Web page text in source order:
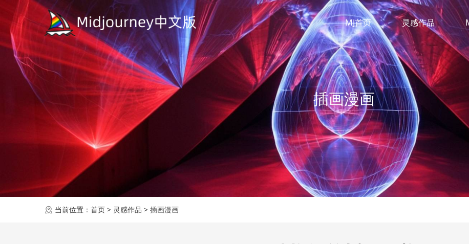
MJ首页 灵感作品
插画漫画
当前位置： 首页 > 灵感作品 > 插画漫画